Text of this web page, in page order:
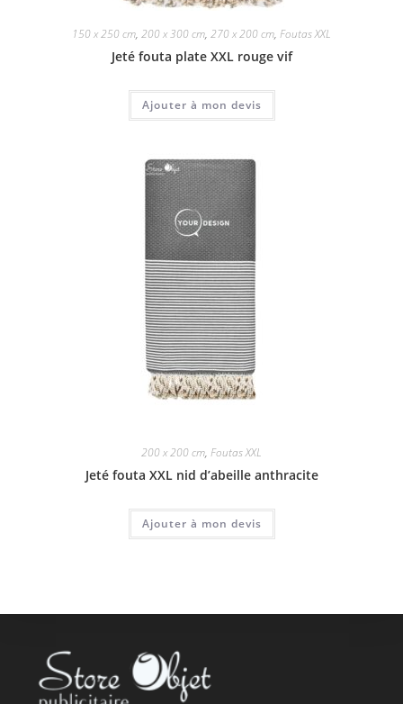
150 x 250 cm, 200 x 300 cm, 270 x 200 cm, Foutas XXL
Jeté fouta plate XXL rouge vif
Ajouter à mon devis
200 x 200 cm, Foutas XXL
Jeté fouta XXL nid d’abeille anthracite
Ajouter à mon devis